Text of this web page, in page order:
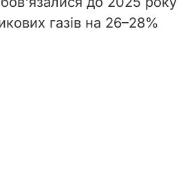
газів на 26–28%